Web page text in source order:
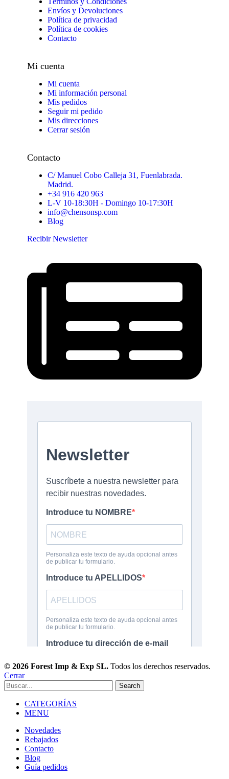
Envíos y Devoluciones
Política de privacidad
Política de cookies
Contacto
Mi cuenta
Mi cuenta
Mi información personal
Mis pedidos
Seguir mi pedido
Mis direcciones
Cerrar sesión
Contacto
C/ Manuel Cobo Calleja 31, Fuenlabrada.
Madrid.
+34 916 420 963
L-V 10-18:30H - Domingo 10-17:30H
info@chensonsp.com
Blog
Recibir Newsletter
© 2026 Forest Imp & Exp SL. Todos los derechos reservados.
Cerrar
Search
CATEGORÍAS
MENU
Novedades
Rebajados
Contacto
Blog
Guía pedidos